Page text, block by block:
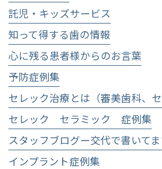
託児・キッズサービス
知って得する歯の情報
心に残る患者様からのお言葉
予防症例集
セレック治療とは（審美歯科、セ
セレック セラミック 症例集
スタッフブログー交代で書いて
インプラント症例集